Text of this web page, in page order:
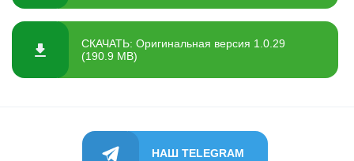
СКАЧАТЬ: Оригинальная версия 1.0.29
(190.9 MB)
НАШ TELEGRAM